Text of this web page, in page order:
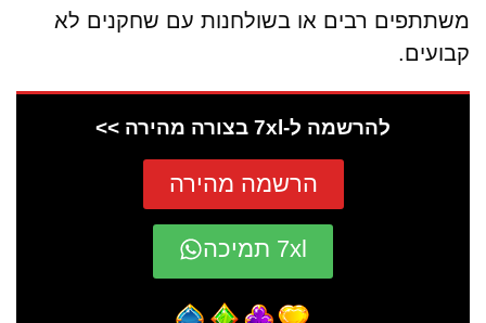
משתתפים רבים או בשולחנות עם שחקנים לא
קבועים.
להרשמה ל-7xl בצורה מהירה >>
הרשמה מהירה
7xl תמיכה